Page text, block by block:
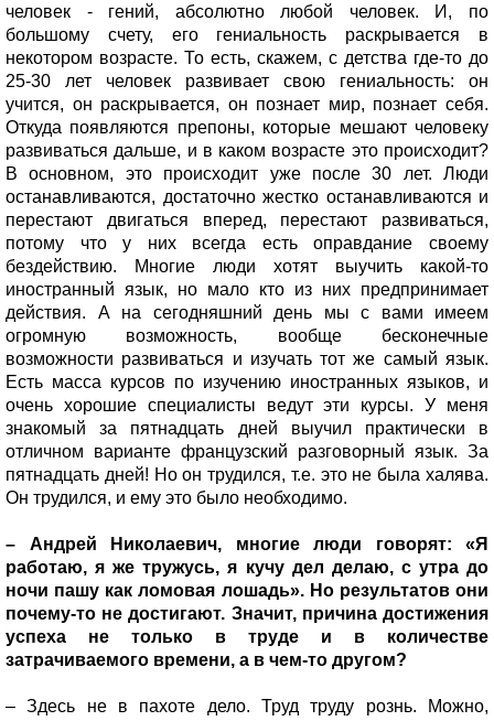
человек - гений, абсолютно любой человек. И, по
большому счету, его гениальность раскрывается в
некотором возрасте. То есть, скажем, с детства где-то до
25-30 лет человек развивает свою гениальность: он
учится, он раскрывается, он познает мир, познает себя.
Откуда появляются препоны, которые мешают человеку
развиваться дальше, и в каком возрасте это происходит?
В основном, это происходит уже после 30 лет. Люди
останавливаются, достаточно жестко останавливаются и
перестают двигаться вперед, перестают развиваться,
потому что у них всегда есть оправдание своему
бездействию. Многие люди хотят выучить какой-то
иностранный язык, но мало кто из них предпринимает
действия. А на сегодняшний день мы с вами имеем
огромную возможность, вообще бесконечные
возможности развиваться и изучать тот же самый язык.
Есть масса курсов по изучению иностранных языков, и
очень хорошие специалисты ведут эти курсы. У меня
знакомый за пятнадцать дней выучил практически в
отличном варианте французский разговорный язык. За
пятнадцать дней! Но он трудился, т.е. это не была халява.
Он трудился, и ему это было необходимо.
– Андрей Николаевич, многие люди говорят: «Я
работаю, я же тружусь, я кучу дел делаю, с утра до
ночи пашу как ломовая лошадь». Но результатов они
почему-то не достигают. Значит, причина достижения
успеха не только в труде и в количестве
затрачиваемого времени, а в чем-то другом?
– Здесь не в пахоте дело. Труд труду рознь. Можно,